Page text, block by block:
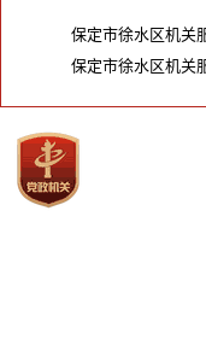
保定市徐水区机关
保定市徐水区机关